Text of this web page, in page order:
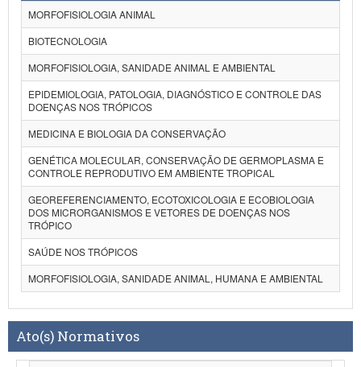
MORFOFISIOLOGIA ANIMAL
BIOTECNOLOGIA
MORFOFISIOLOGIA, SANIDADE ANIMAL E AMBIENTAL
EPIDEMIOLOGIA, PATOLOGIA, DIAGNÓSTICO E CONTROLE DAS
DOENÇAS NOS TRÓPICOS
MEDICINA E BIOLOGIA DA CONSERVAÇÃO
GENÉTICA MOLECULAR, CONSERVAÇÃO DE GERMOPLASMA E
CONTROLE REPRODUTIVO EM AMBIENTE TROPICAL
GEOREFERENCIAMENTO, ECOTOXICOLOGIA E ECOBIOLOGIA
DOS MICRORGANISMOS E VETORES DE DOENÇAS NOS
TRÓPICO
SAÚDE NOS TRÓPICOS
MORFOFISIOLOGIA, SANIDADE ANIMAL, HUMANA E AMBIENTAL
Ato(s) Normativos